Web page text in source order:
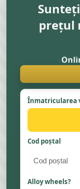
prețul
Înmatricularea
Cod poștal
Alloy wheels?